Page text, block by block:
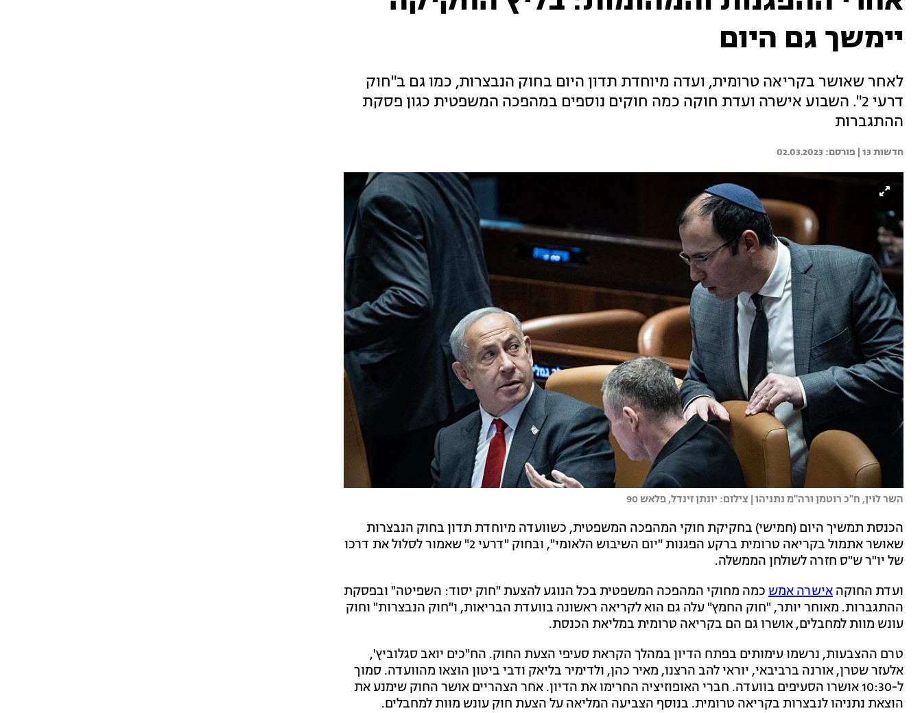
יימשך גם היום
לאחר שאושר בקריאה טרומית, ועדה מיוחדת תדון היום בחוק הנבצרות, כמו גם ב"חוק
דרעי 2". השבוע אישרה ועדת חוקה כמה חוקים נוספים במהפכה המשפטית כגון פסקת
ההתגברות
חדשות 13 | 02.03.2023
השר לוין, ח"כ רוטמן ורה"מ נתניהו | צילום: יונתן זינדל, פלאש 90
הכנסת תמשיך היום (חמישי) בחקיקת חוקי המהפכה המשפטית, כשוועדה מיוחדת תדון בחוק הנבצרות
שאושר אתמול בקריאה טרומית ברקע הפגנות "יום השיבוש הלאומי", ובחוק "דרעי 2" שאמור לסלול את דרכו
של יו"ר ש"ס חזרה לשולחן הממשלה.
ועדת החוקה אישרה אמש כמה מחוקי המהפכה המשפטית בכל הנוגע להצעת "חוק יסוד: השפיטה" ובפסקת
ההתגברות. מאוחר יותר, "חוק החמץ" עלה גם הוא לקריאה ראשונה בוועדת הבריאות, ו"חוק הנבצרות" וחוק
עונש מוות למחבלים, אושרו גם הם בקריאה טרומית במליאת הכנסת.
טרם ההצבעות, נרשמו עימותים בפתח הדיון במהלך הקראת סעיפי הצעת החוק. הח"כים יואב סגלוביץ',
אלעזר שטרן, אורנה ברביבאי, יוראי להב הרצנו, מאיר כהן, ולדימיר בליאק ודבי ביטון הוצאו מהוועדה. סמוך
ל-10:30 אושרו הסעיפים בוועדה. חברי האופוזיציה החרימו את הדיון. אחר הצהריים אושר החוק שימנע את
הוצאת נתניהו לנבצרות בקריאה טרומית. בנוסף הצביעה המליאה על הצעת חוק עונש מוות למחבלים.